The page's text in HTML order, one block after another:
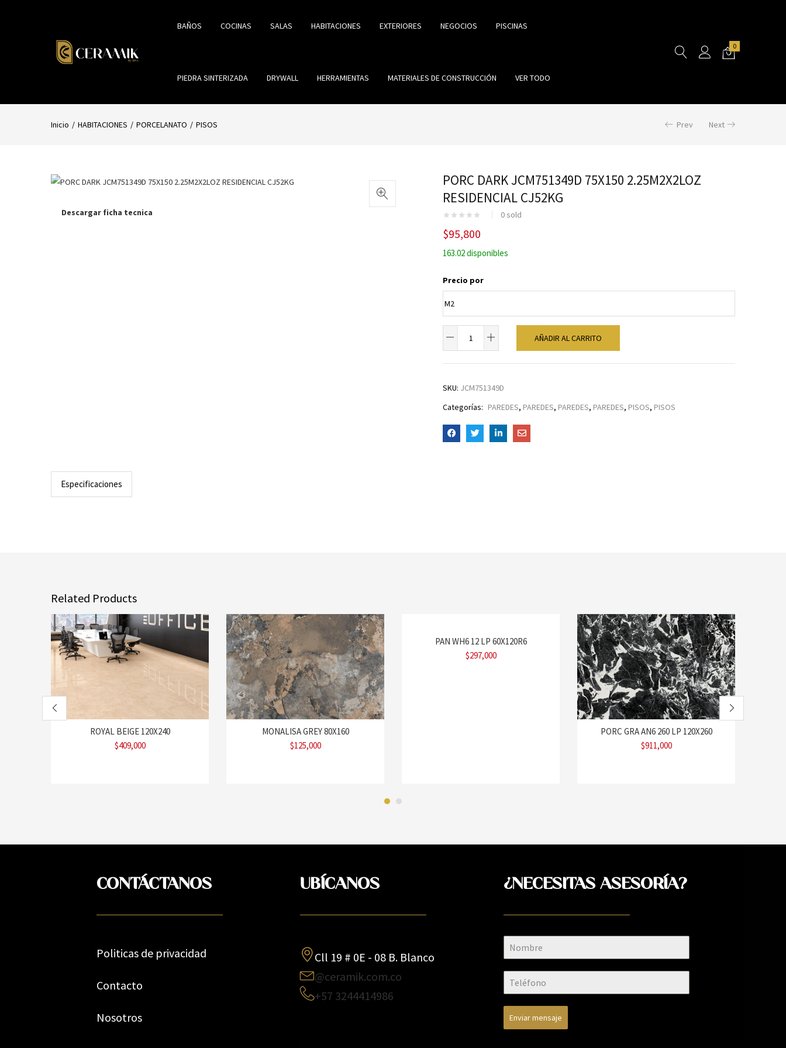
BAÑOS COCINAS SALAS HABITACIONES EXTERIORES NEGOCIOS PISCINAS
PIEDRA SINTERIZADA DRYWALL HERRAMIENTAS MATERIALES DE CONSTRUCCIÓN VER TODO
0
Inicio HABITACIONES PORCELANATO PISOS Prev Next
Descargar ficha tecnica
PORC DARK JCM751349D 75X150 2.25M2X2LOZ
RESIDENCIAL CJ52KG
0 sold
$95,800
163.02 disponibles
Precio por
AÑADIR AL CARRITO
SKU: JCM751349D
Categorías: PAREDES, PAREDES, PAREDES, PAREDES, PISOS, PISOS
Especificaciones
Related Products
ROYAL BEIGE 120X240
$409,000
MONALISA GREY 80X160
$125,000
PAN WH6 12 LP 60X120R6
$297,000
PORC GRA AN6 260 LP 120X260
$911,000
CONTÁCTANOS
Politicas de privacidad
Contacto
Nosotros
UBÍCANOS
Cll 19 # 0E - 08 B. Blanco
@ceramik.com.co
+57 3244414986
¿NECESITAS ASESORÍA?
Enviar mensaje